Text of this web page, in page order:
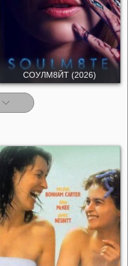
СОУЛМ8ЙТ (2026)